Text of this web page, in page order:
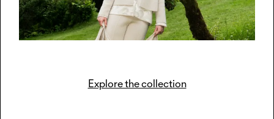
Explore the collection